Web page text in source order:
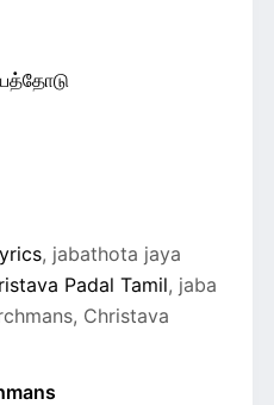
, jabathota jaya
Padal Tamil, jaba
Christava